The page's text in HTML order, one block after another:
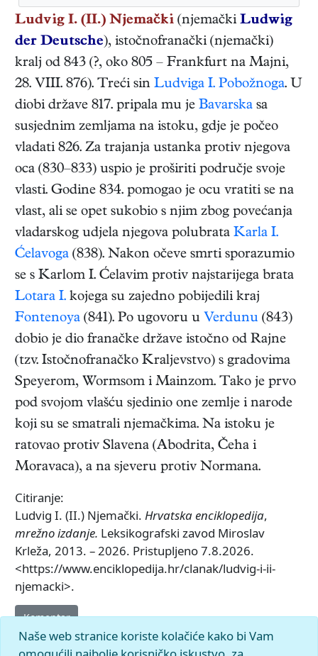
Ludvig I. (II.) Njemački (njemački Ludwig
der Deutsche), istočnofranački (njemački)
kralj od 843 (?, oko 805 – Frankfurt na Majni,
28. VIII. 876). Treći sin Ludviga I. Pobožnoga. U
diobi države 817. pripala mu je Bavarska sa
susjednim zemljama na istoku, gdje je počeo
vladati 826. Za trajanja ustanka protiv njegova
oca (830–833) uspio je proširiti područje svoje
vlasti. Godine 834. pomogao je ocu vratiti se na
vlast, ali se opet sukobio s njim zbog povećanja
vladarskog udjela njegova polubrata Karla I.
Ćelavoga (838). Nakon očeve smrti sporazumio
se s Karlom I. Ćelavim protiv najstarijega brata
Lotara I. kojega su zajedno pobijedili kraj
Fontenoya (841). Po ugovoru u Verdunu (843)
dobio je dio franačke države istočno od Rajne
(tzv. Istočnofranačko Kraljevstvo) s gradovima
Speyerom, Wormsom i Mainzom. Tako je prvo
pod svojom vlašću sjedinio one zemlje i narode
koji su se smatrali njemačkima. Na istoku je
ratovao protiv Slavena (Abodrita, Čeha i
Moravaca), a na sjeveru protiv Normana.
Citiranje:
Ludvig I. (II.) Njemački. Hrvatska enciklopedija,
mrežno izdanje. Leksikografski zavod Miroslav
Krleža, 2013. – 2026. Pristupljeno 7.8.2026.
<https://www.enciklopedija.hr/clanak/ludvig-i-ii-
njemacki>.
Komentar
Naše web stranice koriste kolačiće kako bi Vam